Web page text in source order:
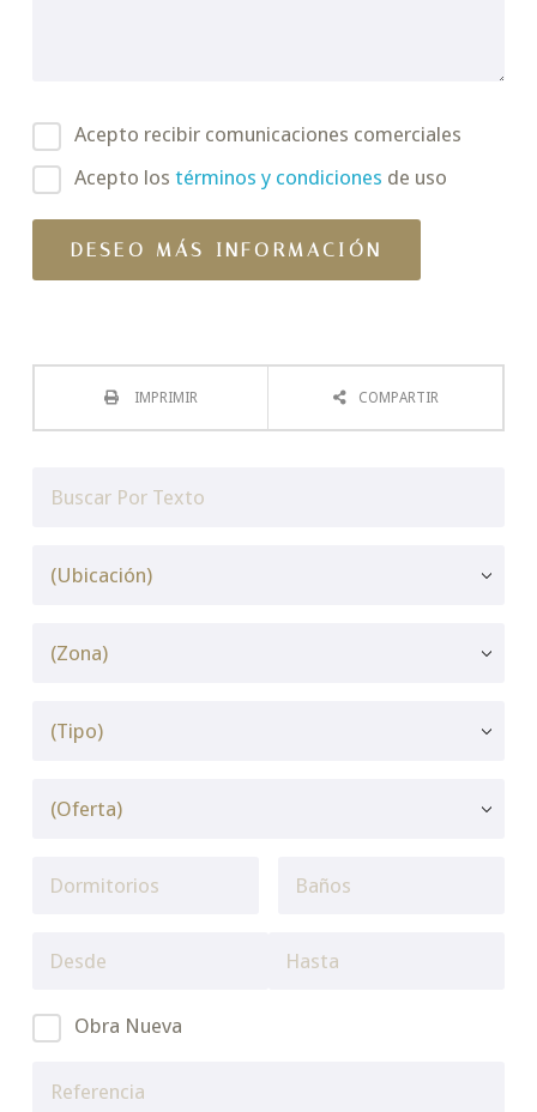
Acepto recibir comunicaciones comerciales
Acepto los términos y condiciones de uso
IMPRIMIR COMPARTIR
Obra Nueva